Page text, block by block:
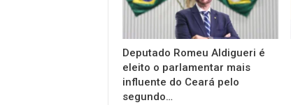
Deputado Romeu Aldigueri é
eleito o parlamentar mais
influente do Ceará pelo
segundo…